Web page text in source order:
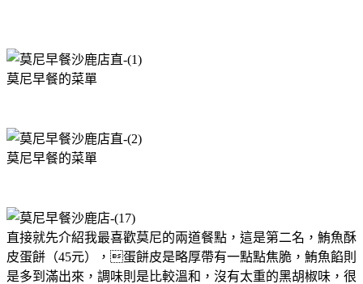
莫尼早餐的菜單
莫尼早餐的菜單
直接就先介紹我最喜歡莫尼的兩道餐點，這是第二名，鮪魚酥
皮蛋餅（45元），蛋餅皮是略厚帶有一點點焦脆，鮪魚餡則
是多到滿出來，調味則是比較溫和，沒有太重的黑胡椒味，很